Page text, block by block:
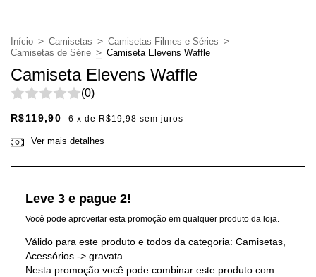
Início > Camisetas > Camisetas Filmes e Séries >
Camisetas de Série > Camiseta Elevens Waffle
Camiseta Elevens Waffle
(0)
R$119,90 6 x de R$19,98 sem juros
Ver mais detalhes
Leve 3 e pague 2!
Você pode aproveitar esta promoção em qualquer produto da loja.
Válido para este produto e todos da categoria: Camisetas,
Acessórios -> gravata.
Nesta promoção você pode combinar este produto com